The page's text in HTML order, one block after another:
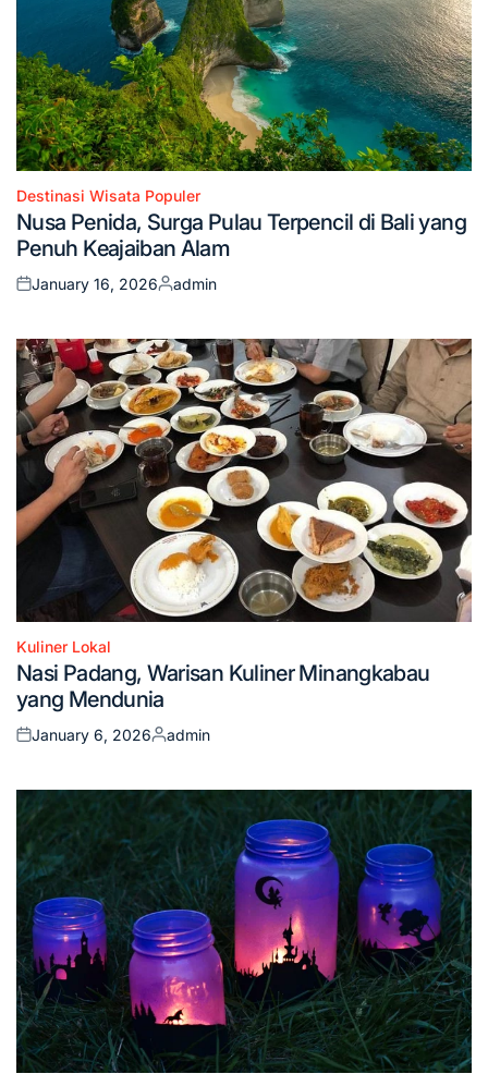
Posted
in
Destinasi Wisata Populer
Nusa Penida, Surga Pulau Terpencil di Bali yang
Penuh Keajaiban Alam
Posted
January 16, 2026
Posted
admin
Posted
in
Kuliner Lokal
Nasi Padang, Warisan Kuliner Minangkabau
yang Mendunia
Posted
January 6, 2026
Posted
admin